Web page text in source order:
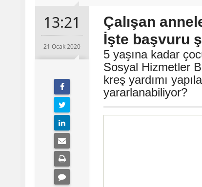
13:21
21 Ocak 2020
Çalışan
İşte başvuru
5 yaşına kadar
Sosyal Hizmetler
kreş yardımı
yararlanabiliyor?